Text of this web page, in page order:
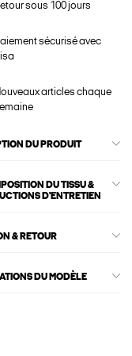
sous 100 jours
sécurisé avec
articles chaque
DU PRODUIT
DU TISSU &
D'ENTRETIEN
& RETOUR
DU MODÈLE